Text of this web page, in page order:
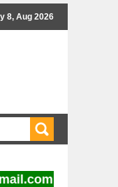
8, Aug 2026